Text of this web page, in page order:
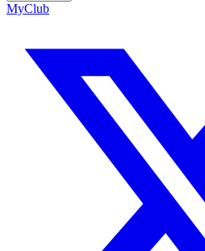
MyClub